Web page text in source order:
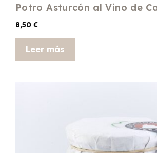
Potro Asturcón al Vino de
8,50 €
Leer más